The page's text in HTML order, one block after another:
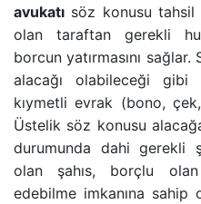
BORÇLAR HUKUKU
ÇEKIŞMELI BOŞANMA
BANKA HESABINA
GAYRIMENKUL AVUKATI
HAKARET SUÇU
avukatı söz konusu tahsil
olan taraftan gerekli
borcun yatırmasını
alacağı olabileceği gibi
kıymetli evrak (bono,
Üstelik söz konusu
durumunda dahi gerekli
olan şahıs, borçlu
edebilme imkanına sahip